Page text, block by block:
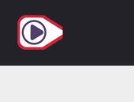
Inhalt
springen